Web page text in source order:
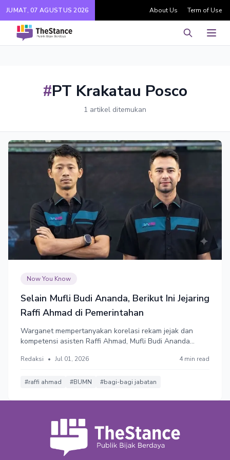
JUMAT, 07 AGUSTUS 2026 About Us Term of Use
Pencarian
#PT Krakatau Posco
1 artikel ditemukan
Now You Know
Selain Mufli Budi Ananda, Berikut Ini Jejaring
Raffi Ahmad di Pemerintahan
Warganet mempertanyakan korelasi rekam jejak dan
kompetensi asisten Raffi Ahmad, Mufli Budi Ananda
kue dinilai jauh lebih kental dibandingkan dengan
Redaksi • Jul 01, 2026 4 min read
#raffi ahmad #BUMN #bagi-bagi jabatan